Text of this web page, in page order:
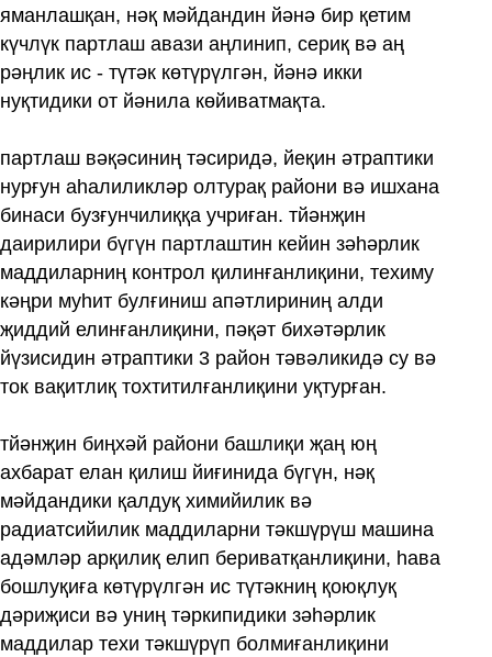
яманлашқан, нәқ мәйдандин йәнә бир қетим
күчлүк партлаш авази аңлинип, сериқ вә аң
рәңлик ис - түтәк көтүрүлгән, йәнә икки
нуқтидики от йәнила көйиватмақта.
партлаш вәқәсиниң тәсиридә, йеқин әтраптики
нурғун аһалиликләр олтурақ райони вә ишхана
бинаси бузғунчилиққа учриған. тйәнҗин
даирилири бүгүн партлаштин кейин зәһәрлик
маддиларниң контрол қилинғанлиқини, техиму
кәңри муһит булғиниш апәтлириниң алди
җиддий елинғанлиқини, пәқәт бихәтәрлик
йүзисидин әтраптики 3 район тәвәликидә су вә
ток вақитлиқ тохтитилғанлиқини уқтурған.
тйәнҗин биңхәй райони башлиқи җаң юң
ахбарат елан қилиш йиғинида бүгүн, нәқ
мәйдандики қалдуқ химийилик вә
радиатсийилик маддиларни тәкшүрүш машина
адәмләр арқилиқ елип бериватқанлиқини, һава
бошлуқиға көтүрүлгән ис түтәкниң қоюқлуқ
дәриҗиси вә униң тәркипидики зәһәрлик
маддилар техи тәкшүрүп болмиғанлиқини